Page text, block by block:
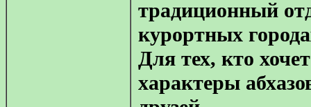
традиционный
курортных
Для тех, кто
характеры